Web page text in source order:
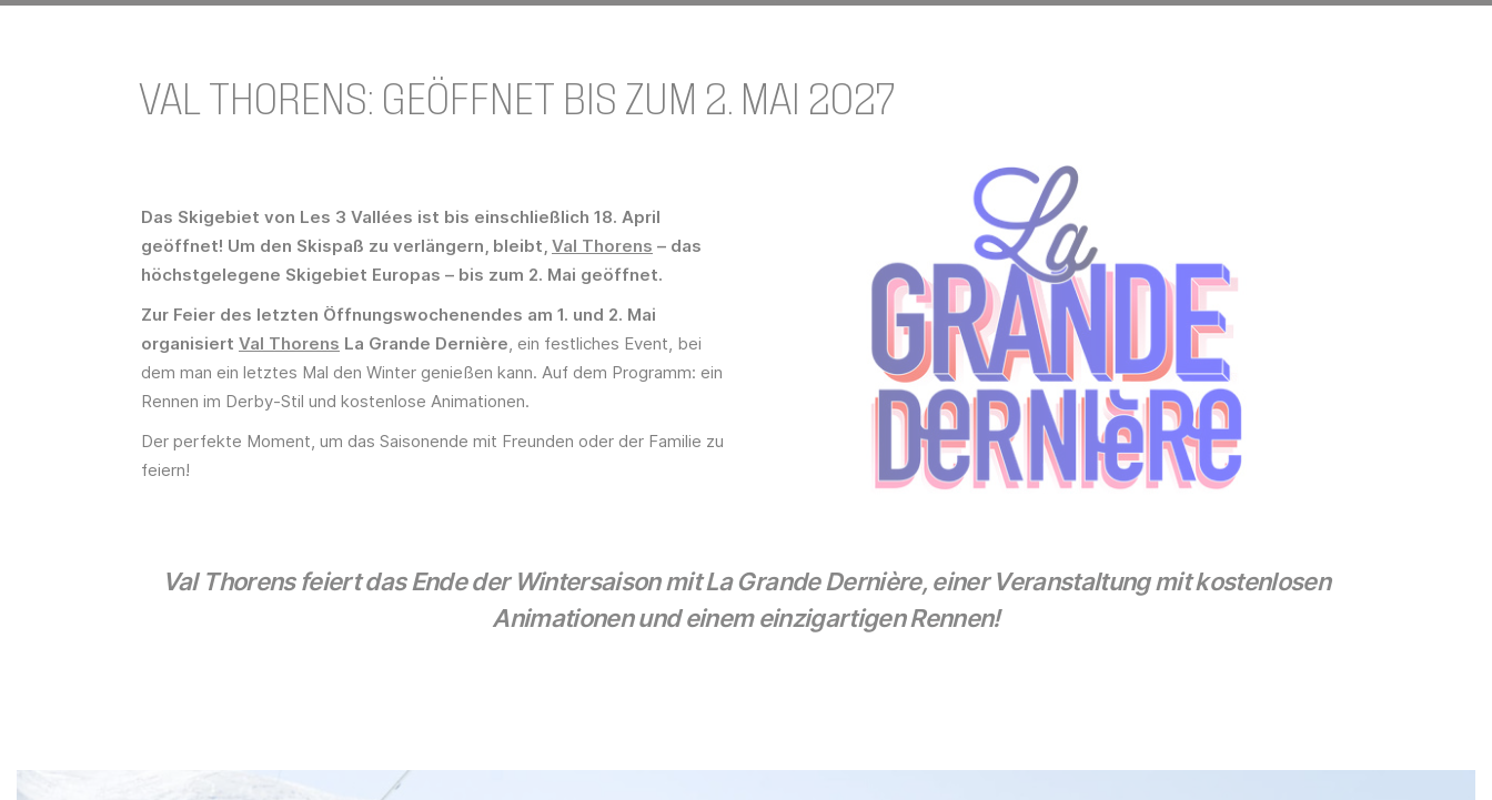
VAL THORENS: GEÖFFNET BIS ZUM 2. MAI 2027
Das Skigebiet von Les 3 Vallées ist bis einschließlich 18. April
geöffnet! Um den Skispaß zu verlängern, bleibt, Val Thorens – das
höchstgelegene Skigebiet Europas – bis zum 2. Mai geöffnet.
Zur Feier des letzten Öffnungswochenendes am 1. und 2. Mai
organisiert Val Thorens La Grande Dernière, ein festliches Event, bei
dem man ein letztes Mal den Winter genießen kann. Auf dem Programm: ein
Rennen im Derby-Stil und kostenlose Animationen.
Der perfekte Moment, um das Saisonende mit Freunden oder der Familie zu
feiern!
Val Thorens feiert das Ende der Wintersaison mit La Grande Dernière, einer Veranstaltung mit kostenlosen
Animationen und einem einzigartigen Rennen!